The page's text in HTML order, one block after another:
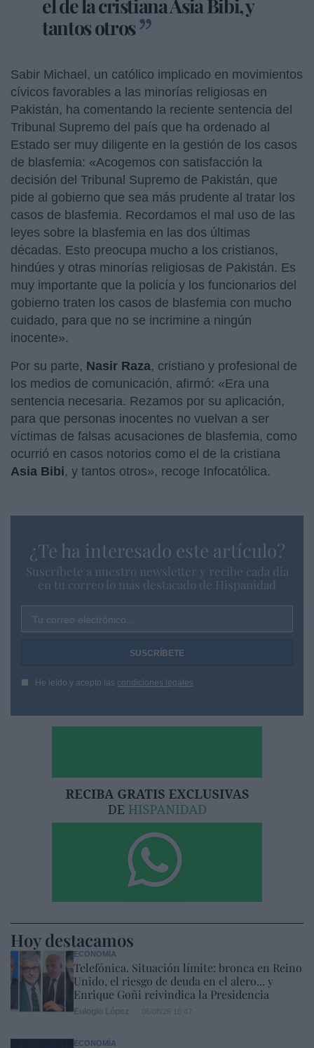
el de la cristiana Asia Bibi, y
tantos otros
Sabir Michael, un católico implicado en movimientos
cívicos favorables a las minorías religiosas en
Pakistán, ha comentando la reciente sentencia del
Tribunal Supremo del país que ha ordenado al
Estado ser muy diligente en la gestión de los casos
de blasfemia: «Acogemos con satisfacción la
decisión del Tribunal Supremo de Pakistán, que
pide al gobierno que sea más prudente al tratar los
casos de blasfemia. Recordamos el mal uso de las
leyes sobre la blasfemia en las dos últimas
décadas. Esto preocupa mucho a los cristianos,
hindúes y otras minorías religiosas de Pakistán. Es
muy importante que la policía y los funcionarios del
gobierno traten los casos de blasfemia con mucho
cuidado, para que no se incrimine a ningún
inocente».
Por su parte, Nasir Raza, cristiano y profesional de
los medios de comunicación, afirmó: «Era una
sentencia necesaria. Rezamos por su aplicación,
para que personas inocentes no vuelvan a ser
víctimas de falsas acusaciones de blasfemia, como
ocurrió en casos notorios como el de la cristiana
Asia Bibi, y tantos otros», recoge Infocatólica.
¿Te ha interesado este artículo?
Suscríbete a nuestro newsletter y recibe cada dia
en tu correo lo más destacado de Hispanidad
Tu correo electrónico...
He leído y acepto las condiciones legales
Hoy destacamos
ECONOMÍA
Telefónica. Situación límite: bronca en Reino
Unido, el riesgo de deuda en el alero... y
Enrique Goñi reivindica la Presidencia
ECONOMÍA